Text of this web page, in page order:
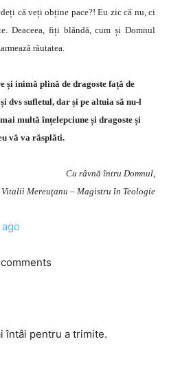
că veți obține pace?! Eu zic că nu, ci
Deaceea, fiți blândă, cum și Domnul
răutatea.
și inimă plină de dragoste față de
dvs sufletul, dar și pe altuia să nu-l
multă înțelepciune și dragoste și
vă va răsplăti.
Cu râvnă întru Domnul,
Vitalii Mereuţanu – Magistru în Teologie
întâi pentru a trimite.